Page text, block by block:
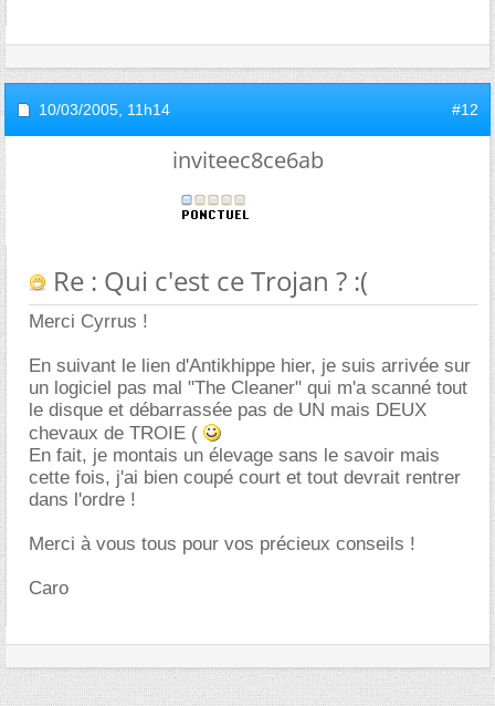
10/03/2005, 11h14 #12
inviteec8ce6ab
Re : Qui c'est ce Trojan ? :(
Merci Cyrrus !
En suivant le lien d'Antikhippe hier, je suis arrivée sur
un logiciel pas mal "The Cleaner" qui m'a scanné tout
le disque et débarrassée pas de UN mais DEUX
chevaux de TROIE (
En fait, je montais un élevage sans le savoir mais
cette fois, j'ai bien coupé court et tout devrait rentrer
dans l'ordre !
Merci à vous tous pour vos précieux conseils !
Caro